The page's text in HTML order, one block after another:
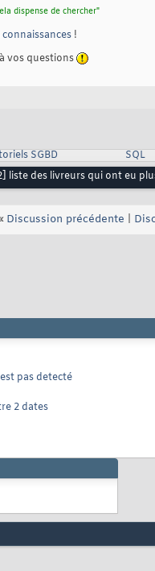
dispense de chercher"
!
à vos questions
SGBD SQL
liste des livreurs qui ont eu
Discussion précédente
pas detecté
2 dates